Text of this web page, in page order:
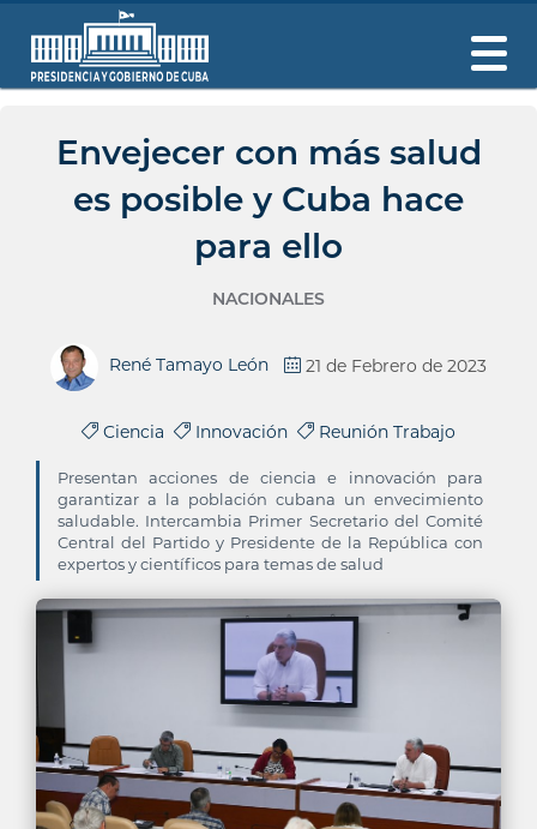
Envejecer con más salud
es posible y Cuba hace
para ello
NACIONALES
René Tamayo León 21 de Febrero de 2023
Ciencia Innovación Reunión Trabajo
Presentan acciones de ciencia e innovación para
garantizar a la población cubana un envecimiento
saludable. Intercambia Primer Secretario del Comité
Central del Partido y Presidente de la República con
expertos y científicos para temas de salud